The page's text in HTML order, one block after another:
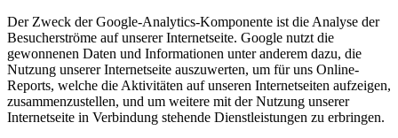
Der Zweck der Google-Analytics-Komponente ist die Analyse der
Besucherströme auf unserer Internetseite. Google nutzt die
gewonnenen Daten und Informationen unter anderem dazu, die
Nutzung unserer Internetseite auszuwerten, um für uns Online-
Reports, welche die Aktivitäten auf unseren Internetseiten aufzeigen,
zusammenzustellen, und um weitere mit der Nutzung unserer
Internetseite in Verbindung stehende Dienstleistungen zu erbringen.